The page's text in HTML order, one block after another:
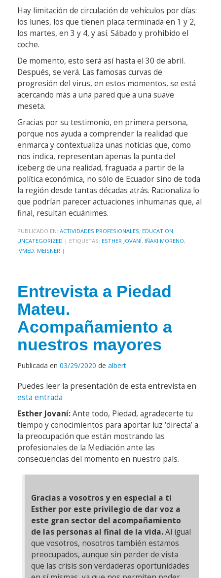
Hay limitación de circulación de vehículos por días:
los lunes, los que tienen placa terminada en 1 y 2,
los martes, en 3 y 4, y así. Sábado y prohibido el
coche.
De momento, esto será así hasta el 30 de abril.
Después, se verá. Las famosas curvas de
progresión del virus, en estos momentos, se está
acercando más a una pared que a una suave
meseta.
Gracias por su testimonio, en primera persona,
porque nos ayuda a comprender la realidad que
enmarca y contextualiza unas noticias que, como
nos indica, representan apenas la punta del
iceberg de una realidad, fraguada a partir de la
política económica, no sólo de Ecuador sino de toda
la región desde tantas décadas atrás. Racionaliza lo
que podrían parecer actuaciones inhumanas que, al
final, resultan ecuánimes.
PUBLICADO EN: ACTIVIDADES PROFESIONALES, EDUCATION,
UNCATEGORIZED | ETIQUETAS: ESTHER JOVANÍ, IÑAKI MORENO,
IVMED, MEISNER |
Entrevista a Piedad
Mateu.
Acompañamiento a
nuestros mayores
Publicada en 03/29/2020 de albert
Puedes leer la presentación de esta entrevista en
esta entrada
Esther Jovaní:Ante todo, Piedad, agradecerte tu
tiempo y conocimientos para aportar luz ‘directa’ a
la preocupación que están mostrando las
profesionales de la Mediación ante las
consecuencias del momento en nuestro país.
Gracias a vosotros y en especial a ti
Esther por este privilegio de dar voz a
este gran sector del acompañamiento
de las personas al final de la vida.Al igual
que vosotros, nosotros también estamos
preocupados, aunque sin perder de vista
que las crisis son verdaderas oportunidades